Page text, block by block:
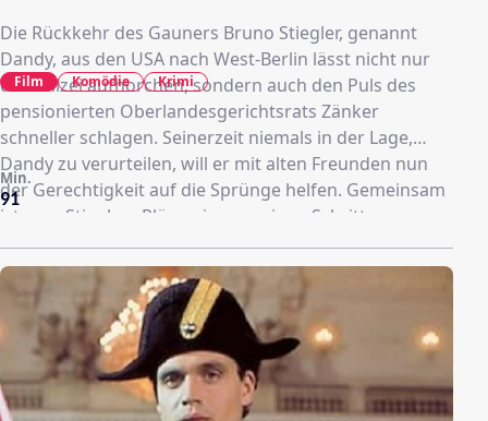
Die Rückkehr des Gauners Bruno Stiegler, genannt
Dandy, aus den USA nach West-Berlin lässt nicht nur
die Polizei aufhorchen, sondern auch den Puls des
pensionierten Oberlandesgerichtsrats Zänker
schneller schlagen. Seinerzeit niemals in der Lage,
Dandy zu verurteilen, will er mit alten Freunden nun
der Gerechtigkeit auf die Sprünge helfen. Gemeinsam
ist man Stieglers Plänen immer einen Schritt voraus,
was schließlich dafür sorgt, dass dieser einen
entscheidenden Fehler begeht.
91
Min.
Film Komödie Krimi